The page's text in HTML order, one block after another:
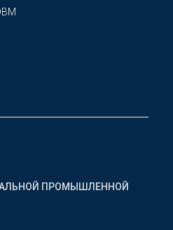
ПРОМЫШЛЕННОЙ